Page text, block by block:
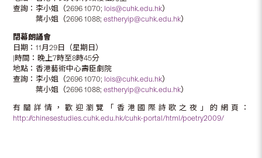
查詢：李小姐（2696 1070; lois@cuhk.edu.hk）
葉小姐（2696 1088;estheryip@cuhk.edu.hk）
閉幕朗誦會
日期：11月29日（星期日）
|時間：晚上7時至8時45分
地點：香港藝術中心壽臣劇院
查詢：李小姐（2696 1070; lois@cuhk.edu.hk）
葉小姐（2696 1088;estheryip@cuhk.edu.hk）
有關詳情，歡迎瀏覽「香港國際詩歌之夜」的網頁：
http://chinesestudies.cuhk.edu.hk/cuhk-portal/html/poetry2009/